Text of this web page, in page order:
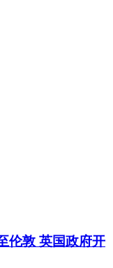
伦敦 英国政府开